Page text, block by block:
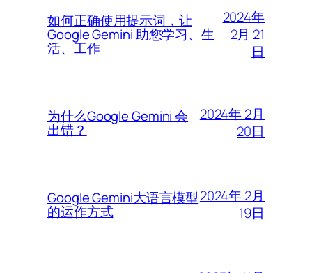
如何正确使用提示词，让
Google Gemini 助您学习、生
活、工作
2024年
2月 21
日
为什么Google Gemini 会
出错？
2024年 2月
20日
Google Gemini大语言模型
的运作方式
2024年 2月
19日